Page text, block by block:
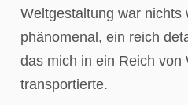
Weltgestaltung war nichts
phänomenal, ein reich
das mich in ein Reich von
transportierte.